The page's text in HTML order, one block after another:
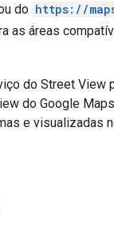
do https://
as áreas
do Street View
do Google
e visualizadas